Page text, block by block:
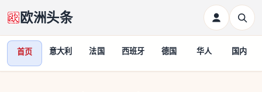
欧洲头条
首页 意大利 法国 西班牙 德国 华人 国内